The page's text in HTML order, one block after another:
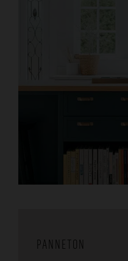
PANNETON